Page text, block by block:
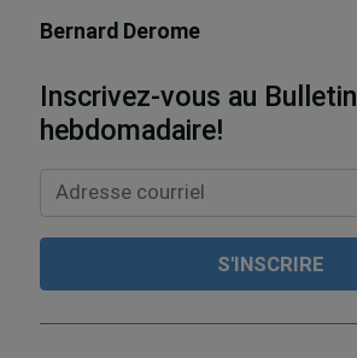
Bernard Derome
Inscrivez-vous au Bulletin
hebdomadaire!